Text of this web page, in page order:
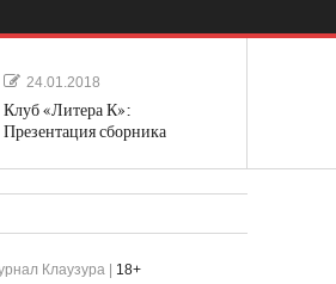
24.01.2018
Клуб «Литера К»:
Презентация сборника
Клаузура | 18+